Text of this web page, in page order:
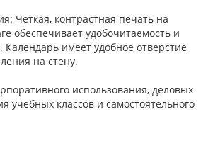
Четкая, контрастная печать на
обеспечивает удобочитаемость и
Календарь имеет удобное отверстие
на стену.
использования, деловых
учебных классов и самостоятельного